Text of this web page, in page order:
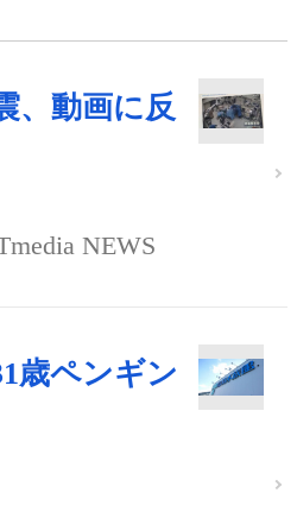
、動画に反
NEWS
歳ペンギン